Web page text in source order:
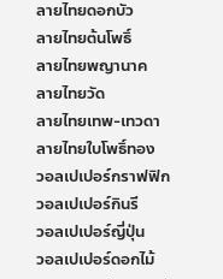
ลายไทยดอกบัว
ลายไทยต้นโพธิ์
ลายไทยพญานาค
ลายไทยวัด
ลายไทยเทพ-เทวดา
ลายไทยใบโพธิ์ทอง
วอลเปเปอร์กราฟฟิก
วอลเปเปอร์กินรี
วอลเปเปอร์ญี่ปุ่น
วอลเปเปอร์ดอกไม้